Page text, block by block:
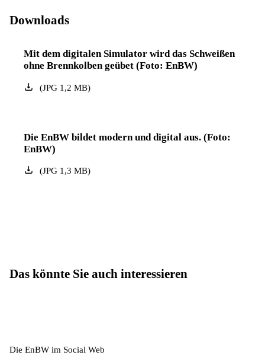
Downloads
Mit dem digitalen Simulator wird das Schweißen
ohne Brennkolben geübet (Foto: EnBW)
(JPG1,2 MB)
Die EnBW bildet modern und digital aus. (Foto:
EnBW)
(JPG1,3 MB)
Das könnte Sie auch interessieren
Die EnBW im Social Web